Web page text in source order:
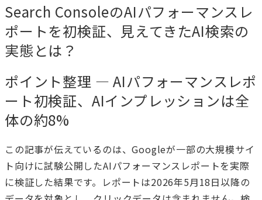
Search ConsoleのAIパフォーマンスレ
ポートを初検証、見えてきたAI検索の
実態とは？
ポイント整理 — AIパフォーマンスレポ
ート初検証、AIインプレッションは全
体の約8%
この記事が伝えているのは、Googleが一部の大規模サイ
ト向けに試験公開したAIパフォーマンスレポートを実際
に検証した結果です。レポートは2026年5月18日以降の